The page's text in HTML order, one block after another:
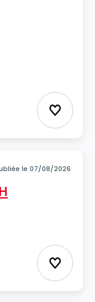
Ajouter
le 07/08/2026
Ajouter